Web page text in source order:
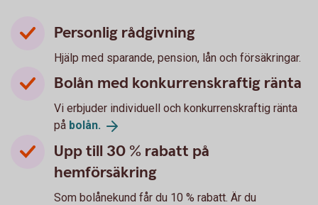
Personlig rådgivning
Hjälp med sparande, pension, lån och försäkringar.
Bolån med konkurrenskraftig ränta
Vi erbjuder individuell och konkurrenskraftig ränta
på bolån.
Upp till 30 % rabatt på
hemförsäkring
Som bolånekund får du 10 % rabatt. Är du